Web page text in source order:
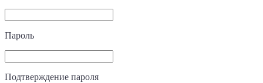
Пароль
Подтверждение пароля